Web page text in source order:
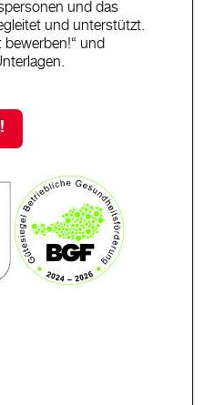
und das
und unterstützt.
bewerben!“ und